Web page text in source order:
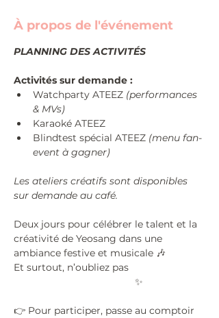
À propos de l'événement
PLANNING DES ACTIVITÉS
Activités sur demande :
Watchparty ATEEZ (performances
& MVs)
Karaoké ATEEZ
Blindtest spécial ATEEZ (menu fan-
event à gagner)
Les ateliers créatifs sont disponibles
sur demande au café.
Deux jours pour célébrer le talent et la
créativité de Yeosang dans une
ambiance festive et musicale 🎶
Et surtout, n’oubliez pas
✨
👉 Pour participer, passe au comptoir